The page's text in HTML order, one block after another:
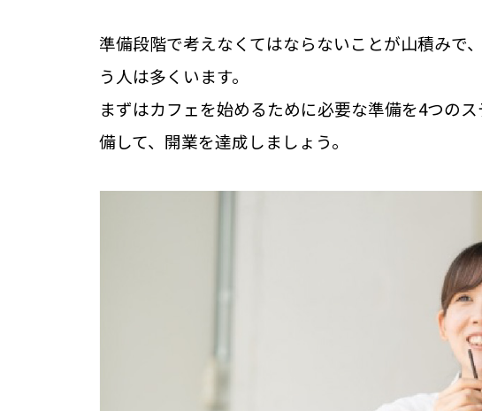
準備段階で考えなくてはならないことが山積みで
う人は多くいます。
まずはカフェを始めるために必要な準備を4つの
備して、開業を達成しましょう。